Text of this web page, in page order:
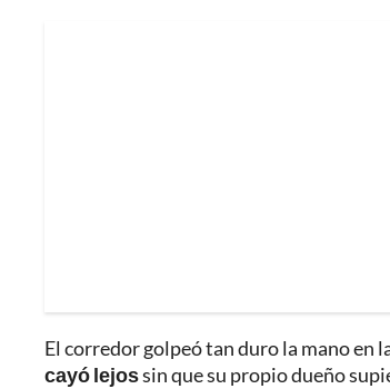
El corredor golpeó tan duro la mano en
cayó lejossin que su propio dueño